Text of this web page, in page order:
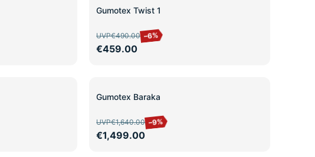
SALE
Gumotex Twist 1
UVP€490.00 –6%
€459.00
SALE
Gumotex Baraka
UVP€1,640.00 –9%
€1,499.00